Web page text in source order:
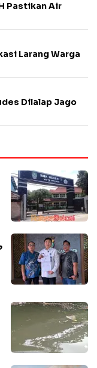
Pastikan Air
Larang Warga
Dilalap Jago